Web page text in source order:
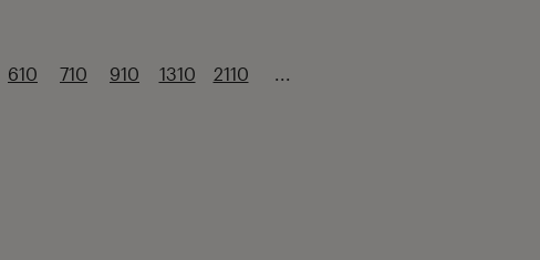
610 710 910 1310 2110 ...